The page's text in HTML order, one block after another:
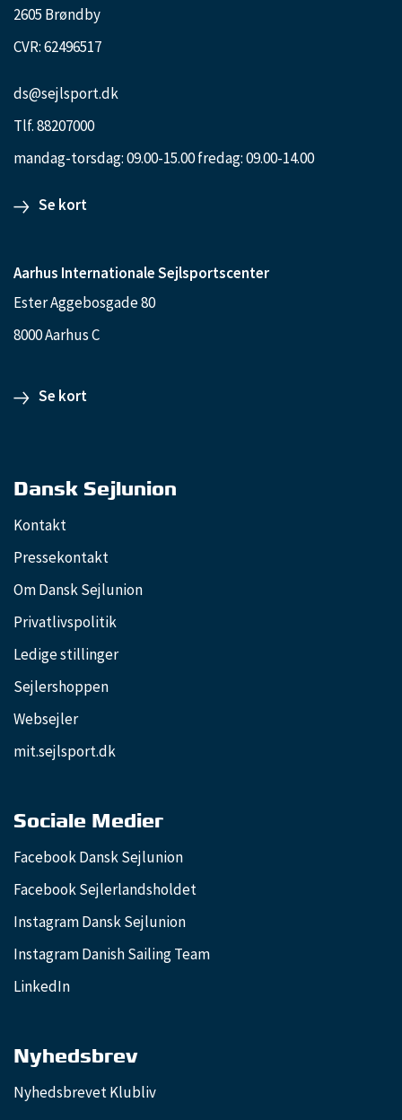
2605 Brøndby
CVR: 62496517
ds@sejlsport.dk
Tlf. 88207000
mandag-torsdag: 09.00-15.00 fredag: 09.00-14.00
Se kort
Aarhus Internationale Sejlsportscenter
Ester Aggebosgade 80
8000 Aarhus C
Se kort
Dansk Sejlunion
Kontakt
Pressekontakt
Om Dansk Sejlunion
Privatlivspolitik
Ledige stillinger
Sejlershoppen
Websejler
mit.sejlsport.dk
Sociale Medier
Facebook Dansk Sejlunion
Facebook Sejlerlandsholdet
Instagram Dansk Sejlunion
Instagram Danish Sailing Team
LinkedIn
Nyhedsbrev
Nyhedsbrevet Klubliv